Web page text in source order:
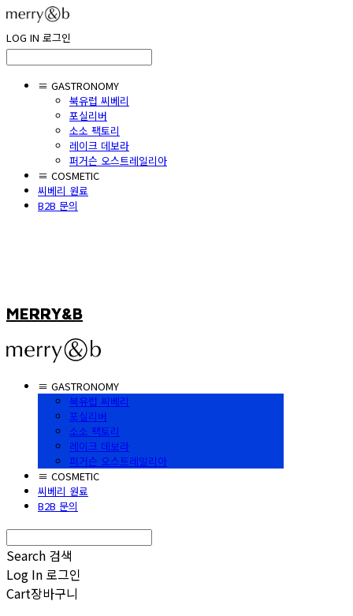
LOG IN 로그인
≡ GASTRONOMY
북유럽 씨베리
포실리버
소소 팩토리
레이크 데보라
퍼거슨 오스트레일리아
≡ COSMETIC
씨베리 원료
B2B 문의
MERRY&B
≡ GASTRONOMY
북유럽 씨베리
포실리버
소소 팩토리
레이크 데보라
퍼거슨 오스트레일리아
≡ COSMETIC
씨베리 원료
B2B 문의
Search 검색
Log In 로그인
Cart장바구니